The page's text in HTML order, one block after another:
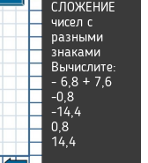
СЛОЖЕНИЕ
чисел с
разными
знаками
Вычислите:
- 6,8 + 7,6
-0,8
-14,4
0,8
14,4